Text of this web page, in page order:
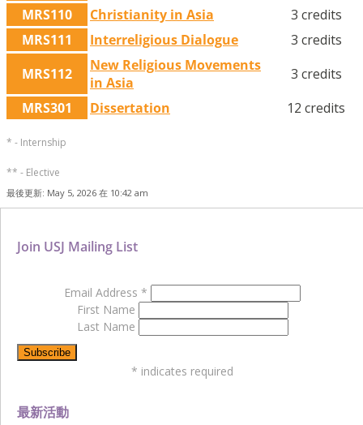
MRS110
Christianity in Asia
3 credits
MRS111
Interreligious Dialogue
3 credits
MRS112
New Religious Movements
in Asia
3 credits
MRS301
Dissertation 12 credits
* - Internship
** - Elective
最後更新: May 5, 2026 在 10:42 am
最新活動
Join USJ Mailing List
Email Address *
First Name
Last Name
* indicates required